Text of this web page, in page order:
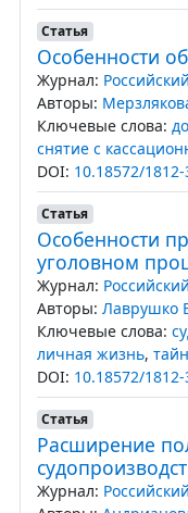
Статья
Особенности
Журнал:
Авторы:
Ключевые слова:
снятие с
DOI: 10.18572/
Статья
Особенности
уголовном
Журнал:
Авторы: Лаврушко
Ключевые слова:
личная жизнь,
DOI: 10.18572/
Статья
Расширение
Журнал: